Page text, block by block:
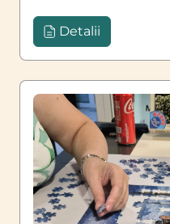
Detalii